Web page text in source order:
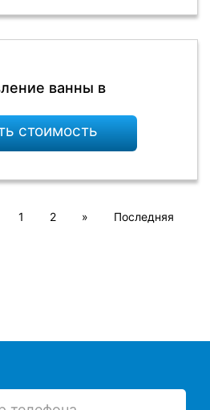
ванны в
стоимость
1 2 » Последняя